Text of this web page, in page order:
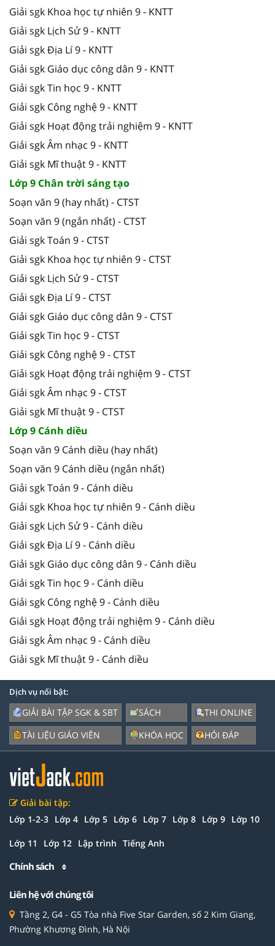
Giải sgk Khoa học tự nhiên 9 - KNTT
Giải sgk Lịch Sử 9 - KNTT
Giải sgk Địa Lí 9 - KNTT
Giải sgk Giáo dục công dân 9 - KNTT
Giải sgk Tin học 9 - KNTT
Giải sgk Công nghệ 9 - KNTT
Giải sgk Hoạt động trải nghiệm 9 - KNTT
Giải sgk Âm nhạc 9 - KNTT
Giải sgk Mĩ thuật 9 - KNTT
Lớp 9 Chân trời sáng tạo
Soạn văn 9 (hay nhất) - CTST
Soạn văn 9 (ngắn nhất) - CTST
Giải sgk Toán 9 - CTST
Giải sgk Khoa học tự nhiên 9 - CTST
Giải sgk Lịch Sử 9 - CTST
Giải sgk Địa Lí 9 - CTST
Giải sgk Giáo dục công dân 9 - CTST
Giải sgk Tin học 9 - CTST
Giải sgk Công nghệ 9 - CTST
Giải sgk Hoạt động trải nghiệm 9 - CTST
Giải sgk Âm nhạc 9 - CTST
Giải sgk Mĩ thuật 9 - CTST
Lớp 9 Cánh diều
Soạn văn 9 Cánh diều (hay nhất)
Soạn văn 9 Cánh diều (ngắn nhất)
Giải sgk Toán 9 - Cánh diều
Giải sgk Khoa học tự nhiên 9 - Cánh diều
Giải sgk Lịch Sử 9 - Cánh diều
Giải sgk Địa Lí 9 - Cánh diều
Giải sgk Giáo dục công dân 9 - Cánh diều
Giải sgk Tin học 9 - Cánh diều
Giải sgk Công nghệ 9 - Cánh diều
Giải sgk Hoạt động trải nghiệm 9 - Cánh diều
Giải sgk Âm nhạc 9 - Cánh diều
Giải sgk Mĩ thuật 9 - Cánh diều
Dịch vụ nổi bật:
GIẢI BÀI TẬP SGK & SBT
TÀI LIỆU GIÁO VIÊN
SÁCH
KHÓA HỌC
THI ONLINE
HỎI ĐÁP
Giải bài tập:
Lớp 1-2-3 Lớp 4 Lớp 5 Lớp 6 Lớp 7 Lớp 8 Lớp 9 Lớp 10
Lớp 11 Lớp 12 Lập trình Tiếng Anh
Chính sách
Liên hệ với chúng tôi
Tầng 2, G4 - G5 Tòa nhà Five Star Garden, số 2 Kim Giang,
Phường Khương Đình, Hà Nội